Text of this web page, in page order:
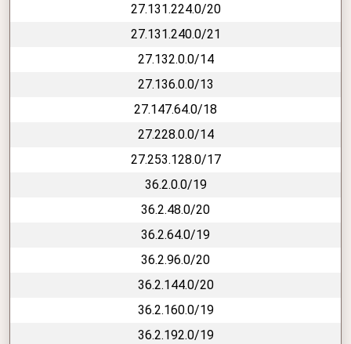
27.131.224.0/20
27.131.240.0/21
27.132.0.0/14
27.136.0.0/13
27.147.64.0/18
27.228.0.0/14
27.253.128.0/17
36.2.0.0/19
36.2.48.0/20
36.2.64.0/19
36.2.96.0/20
36.2.144.0/20
36.2.160.0/19
36.2.192.0/19